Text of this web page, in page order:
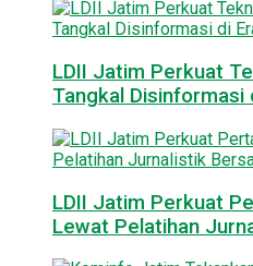
LDII Jatim Perkuat
Tangkal Disinformasi
LDII Jatim Perkuat
Lewat Pelatihan